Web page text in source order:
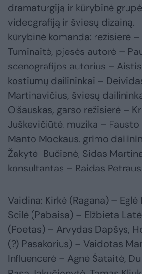
dramaturgiją ir kūrybinė
videografiją ir šviesų dizainą.
kūrybinė komanda: režisierė
Tuminaitė, pjesės autorė –
scenografijos autorius –
kostiumų dailininkai –
Martinavičius, šviesų
Olšauskas, garso režisierė –
Juškevičiūtė, muzika –
Manto Mockaus, grimo
Žakytė-Bučienė, Sidas
konsultantas – Raidas
Vaidina: Kirkė (Ragana) –
Scilė (Pabaisa) – Elžbieta
(Poetas) – Arvydas Dapšys,
(?) Pasakorius) – Vaidotas
Influencerė – Agnė Šataitė,